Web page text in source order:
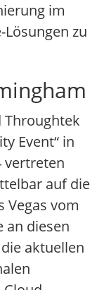
im
zu
Throughtek
Event“ in
vertreten
auf die
Vegas vom
an diesen
aktuellen